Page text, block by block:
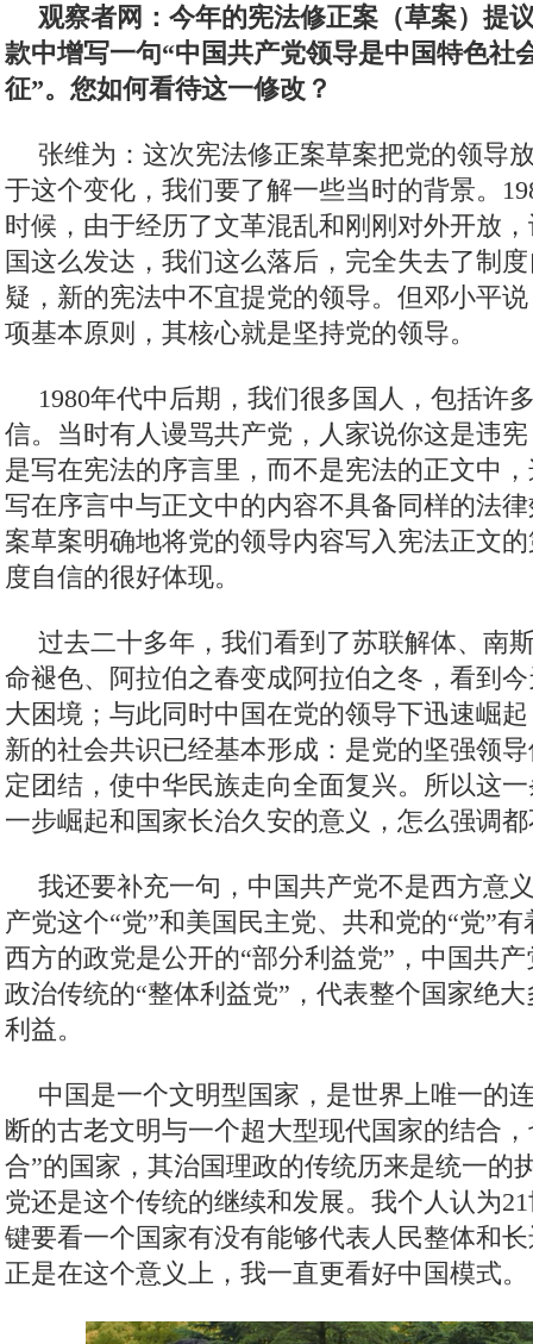
观察者网：今年的宪法修正案（草案）提
款中增写一句“中国共产党领导是中国特色社
征”。您如何看待这一修改？
张维为：这次宪法修正案草案把党的领导
于这个变化，我们要了解一些当时的背景。
时候，由于经历了文革混乱和刚刚对外开放
国这么发达，我们这么落后，完全失去了制
疑，新的宪法中不宜提党的领导。但邓小平
项基本原则，其核心就是坚持党的领导。
1980年代中后期，我们很多国人，包括许
信。当时有人谩骂共产党，人家说你这是违
是写在宪法的序言里，而不是宪法的正文中
写在序言中与正文中的内容不具备同样的法
案草案明确地将党的领导内容写入宪法正文
度自信的很好体现。
过去二十多年，我们看到了苏联解体、南
命褪色、阿拉伯之春变成阿拉伯之冬，看到
大困境；与此同时中国在党的领导下迅速崛
新的社会共识已经基本形成：是党的坚强领
定团结，使中华民族走向全面复兴。所以这
一步崛起和国家长治久安的意义，怎么强调
我还要补充一句，中国共产党不是西方意
产党这个“党”和美国民主党、共和党的“党”
西方的政党是公开的“部分利益党”，中国共
政治传统的“整体利益党”，代表整个国家绝
利益。
中国是一个文明型国家，是世界上唯一的
断的古老文明与一个超大型现代国家的结合
合”的国家，其治国理政的传统历来是统一的
党还是这个传统的继续和发展。我个人认为
键要看一个国家有没有能够代表人民整体和
正是在这个意义上，我一直更看好中国模式。